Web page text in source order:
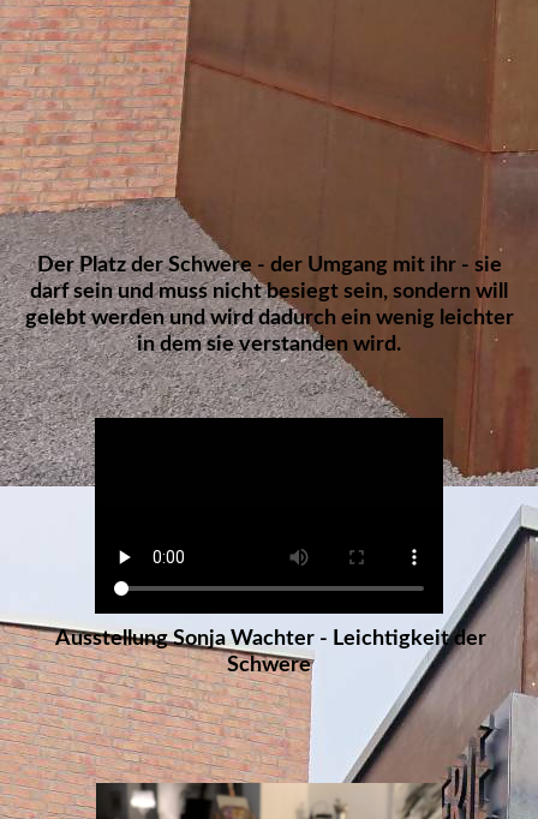
20220430_020523
Der Platz der Schwere - der Umgang mit ihr - sie
darf sein und muss nicht besiegt sein, sondern will
gelebt werden und wird dadurch ein wenig leichter
in dem sie verstanden wird.
Ausstellung Sonja Wachter - Leichtigkeit der
Schwere